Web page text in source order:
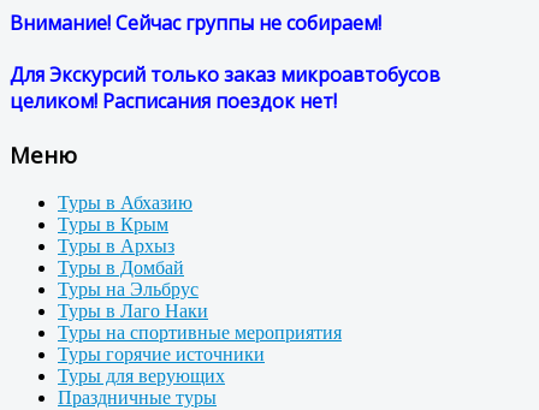
Внимание! Сейчас группы не собираем!
Для Экскурсий только заказ микроавтобусов
целиком! Расписания поездок нет!
Меню
Туры в Абхазию
Туры в Крым
Туры в Архыз
Туры в Домбай
Туры на Эльбрус
Туры в Лаго Наки
Туры на спортивные мероприятия
Туры горячие источники
Туры для верующих
Праздничные туры